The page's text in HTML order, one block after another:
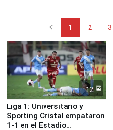
chevron_left 1 2 3
12
Liga 1: Universitario y
Sporting Cristal empataron
1-1 en el Estadio